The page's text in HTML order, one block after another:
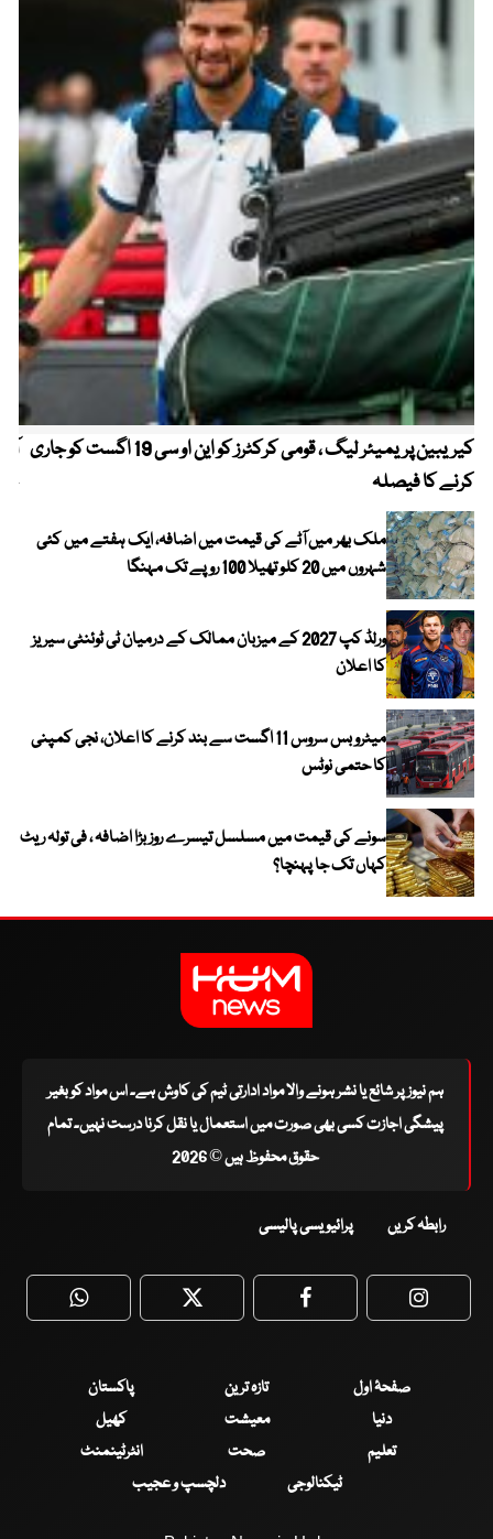
کیریبین پریمیئر لیگ ، قومی کرکٹرز کو این او سی 19 اگست کو جاری
کرنے کا فیصلہ
ملک بھر میں آٹے کی قیمت میں اضافہ، ایک ہفتے میں کئی
شہروں میں 20 کلو تھیلا 100 روپے تک مہنگا
ورلڈ کپ 2027 کے میزبان ممالک کے درمیان ٹی ٹوئنٹی سیریز
کا اعلان
میٹرو بس سروس 11 اگست سے بند کرنے کا اعلان، نجی کمپنی
کا حتمی نوٹس
سونے کی قیمت میں مسلسل تیسرے روز بڑا اضافہ ، فی تولہ ریٹ
کہاں تک جا پہنچا؟
ہم نیوز پر شائع یا نشر ہونے والا مواد ادارتی ٹیم کی کاوش ہے۔ اس مواد کو بغیر
پیشگی اجازت کسی بھی صورت میں استعمال یا نقل کرنا درست نہیں۔ تمام
حقوق محفوظ ہیں © 2026
رابطہ کریں پرائیویسی پالیسی
WhatsApp Twitter Facebook
صفحۂ اول تازہ ترین
پاکستان
دنیا
معیشت
کھیل
تعلیم
صحت
انٹرٹینمنٹ
ٹیکنالوجی
دلچسپ و عجیب